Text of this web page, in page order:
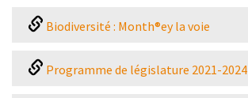
Biodiversité : Month®ey la voie
Programme de législature 2021-2024